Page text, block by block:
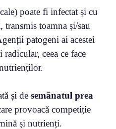
poate fi infectat și cu
, transmis toamna și/sau
patogeni ai acestei
ceea ce face
și de semănatul prea
provoacă competiție
și nutrienți.